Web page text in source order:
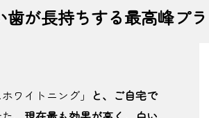
が長持ちする最高峰プ
ワイトニング」 と、ご自宅で